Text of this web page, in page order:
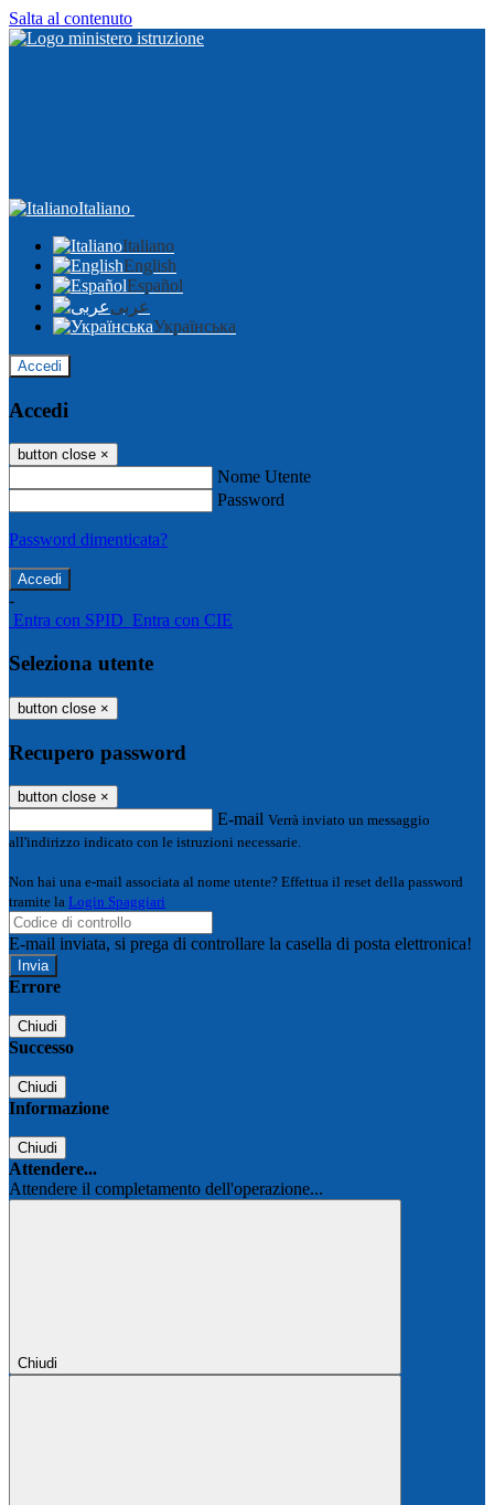
Salta al contenuto
Italiano
Italiano
English
Español
عربى
Українська
Accedi
Accedi
button close ×
Nome Utente
Password
Password dimenticata?
-
Entra con SPID Entra con CIE
Seleziona utente
button close ×
Recupero password
button close ×
E-mail Verrà inviato un messaggio
all'indirizzo indicato con le istruzioni necessarie.
Non hai una e-mail associata al nome utente? Effettua il reset della password
tramite la Login Spaggiari
E-mail inviata, si prega di controllare la casella di posta elettronica!
Errore
Chiudi
Successo
Chiudi
Informazione
Chiudi
Attendere...
Attendere il completamento dell'operazione...
Chiudi